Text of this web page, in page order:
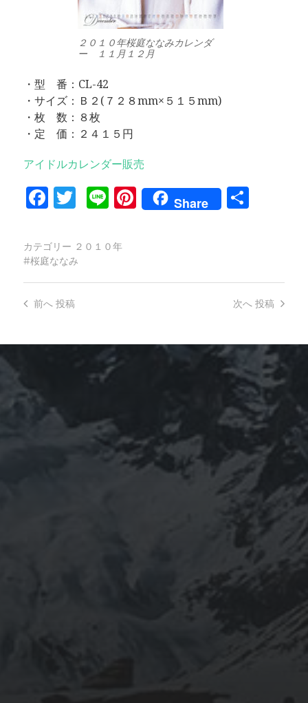
２０１０年桜庭ななみカレンダ
ー １１月１２月
・型 番：CL-42
・サイズ：Ｂ２(７２８mm×５１５mm)
・枚 数：８枚
・定 価：２４１５円
アイドルカレンダー販売
Facebook
Twitter
LinePinterest
Share
共
カテゴリー ２０１０年
桜庭ななみ
次へ 投稿
前へ投稿